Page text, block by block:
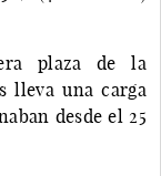
plaza de la
lleva una carga
desde el 25